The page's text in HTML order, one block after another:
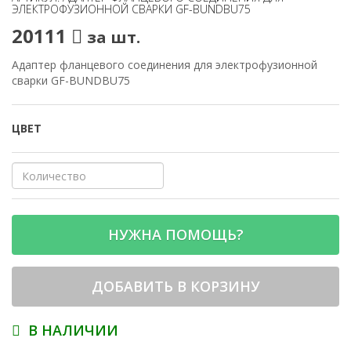
ЭЛЕКТРОФУЗИОННОЙ СВАРКИ GF-BUNDBU75
20111 за шт.
Адаптер фланцевого соединения для электрофузионной
сварки GF-BUNDBU75
ЦВЕТ
НУЖНА ПОМОЩЬ?
ДОБАВИТЬ В КОРЗИНУ
В НАЛИЧИИ